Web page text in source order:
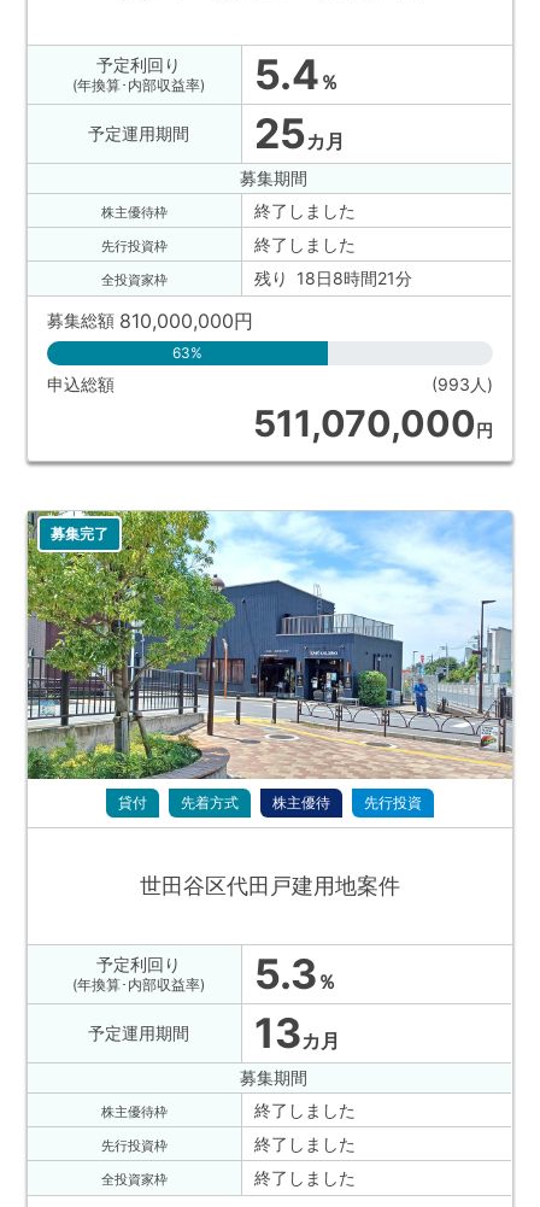
予定利回り
(年換算･内部収益率) 5.4 ％
予定運用期間 25カ月
募集期間
株主優待枠
先行投資枠
全投資家枠
終了しました
終了しました
残り 18日8時間21分
募集総額 810,000,000円
63%
申込総額 (993人)
511,070,000円
募集完了
貸付 先着方式 株主優待 先行投資
世田谷区代田戸建用地案件
予定利回り
(年換算･内部収益率) 5.3 ％
予定運用期間 13カ月
募集期間
株主優待枠
先行投資枠
全投資家枠
終了しました
終了しました
終了しました